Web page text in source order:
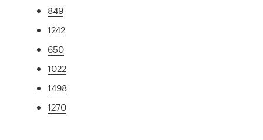
849
1242
650
1022
1498
1270